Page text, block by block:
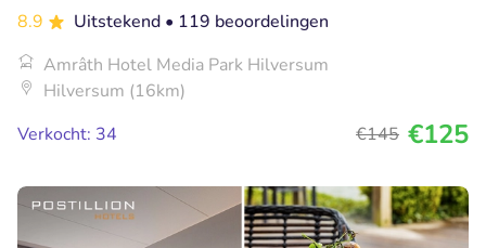
8.9 Uitstekend • 119 beoordelingen
Amrâth Hotel Media Park Hilversum
Hilversum (16km)
Verkocht: 34
€145 €125